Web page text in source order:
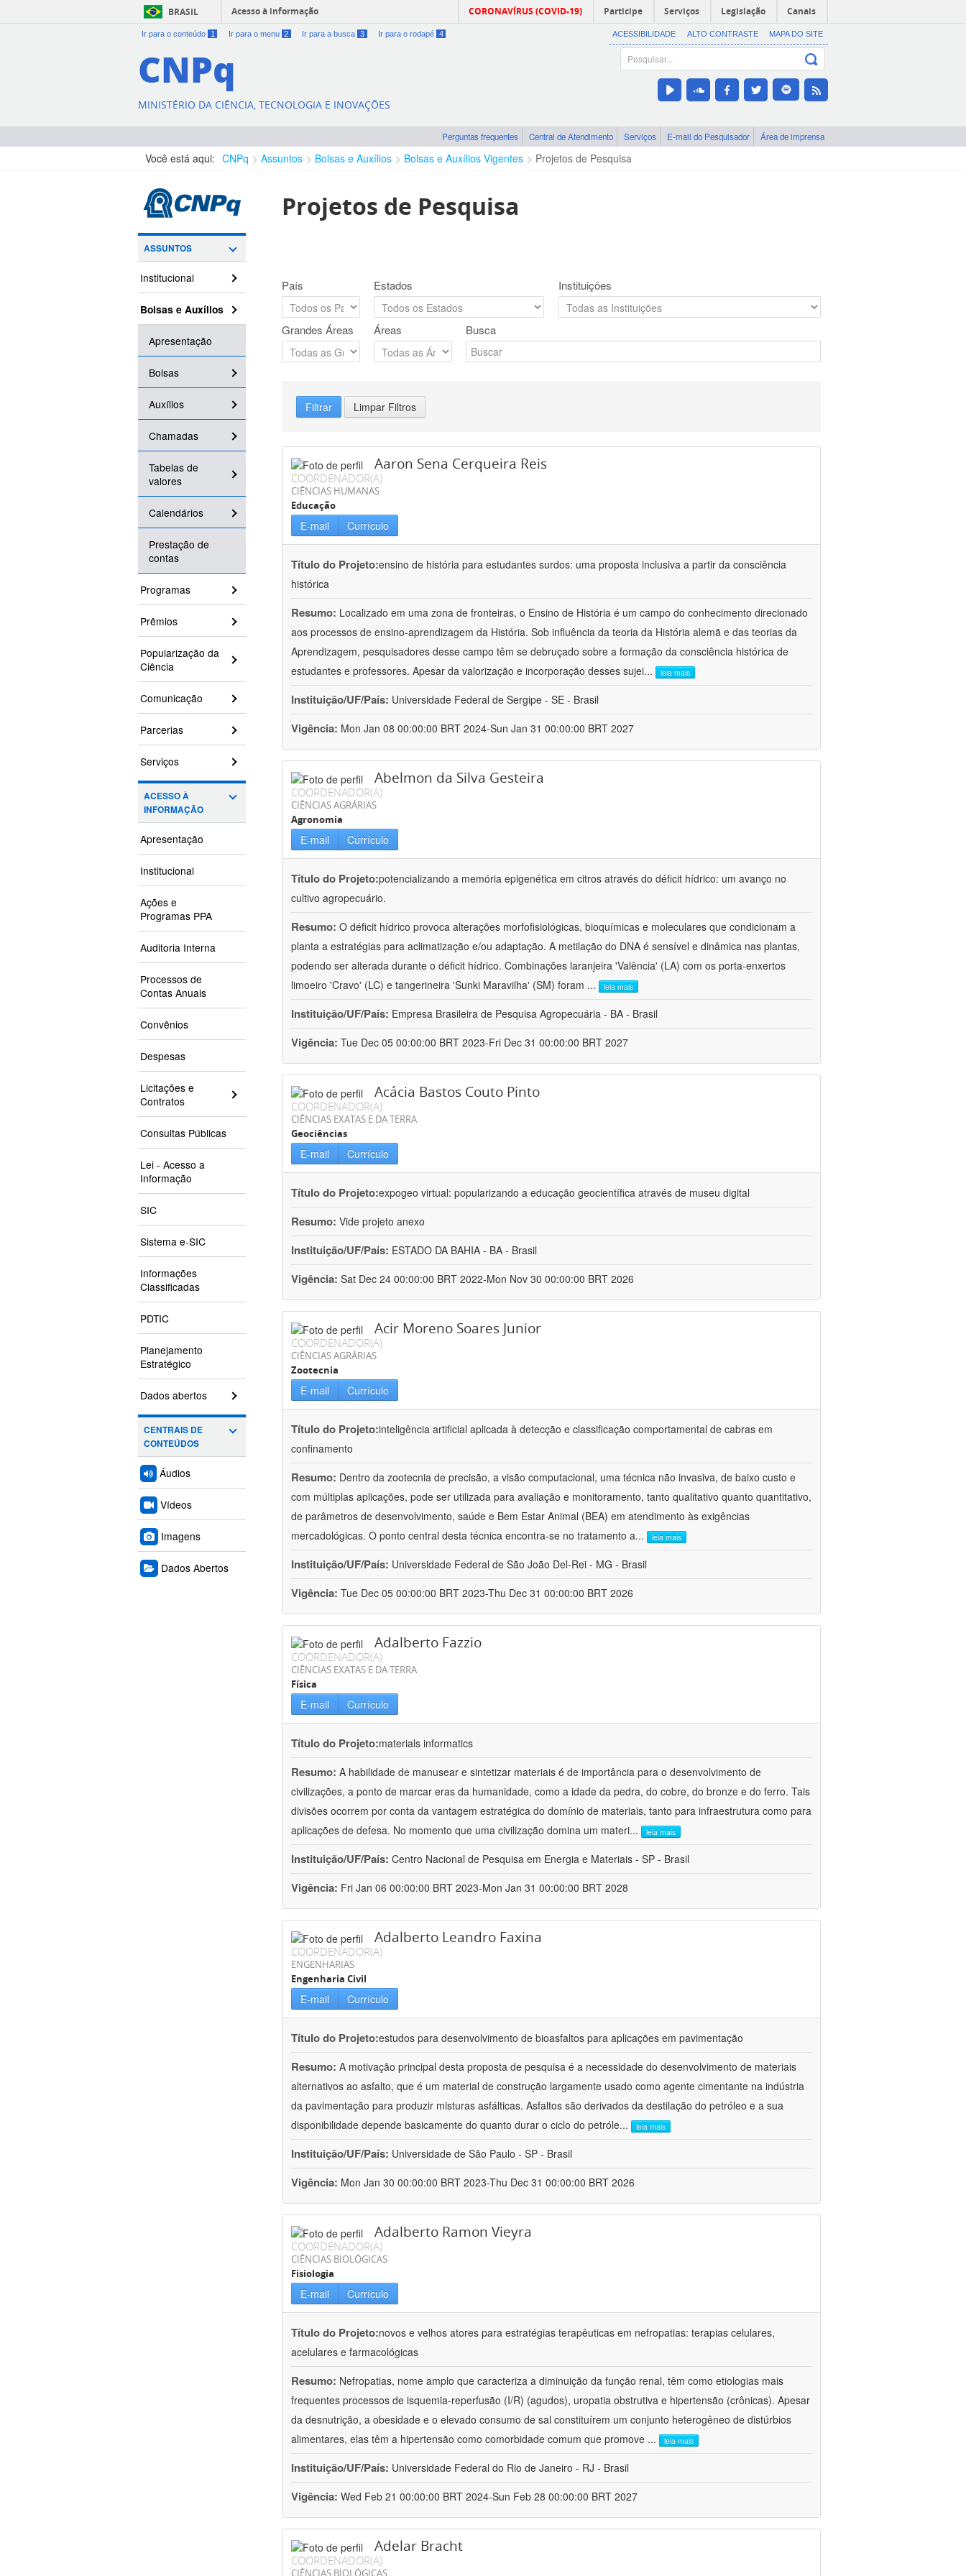
BRASIL Acesso à informação CORONAVÍRUS (COVID-19) Participe Serviços Legislação Canais
Ir para o conteúdo 1 Ir para o menu 2 Ir para a busca 3 Ir para o rodapé 4 ACESSIBILIDADE ALTO CONTRASTE MAPA DO SITE
CNPq
MINISTÉRIO DA CIÊNCIA, TECNOLOGIA E INOVAÇÕES
Perguntas frequentes Central de Atendimento Serviços E-mail do Pesquisador Área de imprensa
Você está aqui: CNPq Assuntos Bolsas e Auxílios Bolsas e Auxílios Vigentes Projetos de Pesquisa
ASSUNTOS
Institucional
Bolsas e Auxílios
Apresentação
Bolsas
Auxílios
Chamadas
Tabelas de
valores
Calendários
Prestação de
contas
Programas
Prêmios
Popularização da
Ciência
Comunicação
Parcerias
Serviços
ACESSO À
INFORMAÇÃO
Apresentação
Institucional
Ações e
Programas PPA
Auditoria Interna
Processos de
Contas Anuais
Convênios
Despesas
Licitações e
Contratos
Consultas Públicas
Lei - Acesso a
Informação
SIC
Sistema e-SIC
Informações
Classificadas
PDTIC
Planejamento
Estratégico
Dados abertos
CENTRAIS DE
CONTEÚDOS
Áudios
Vídeos
Imagens
Dados Abertos
Projetos de Pesquisa
País Estados Instituições
Grandes Áreas Áreas Busca
Filtrar Limpar Filtros
Aaron Sena Cerqueira Reis
COORDENADOR(A)
CIÊNCIAS HUMANAS
Educação
E-mail Currículo
Título do Projeto:ensino de história para estudantes surdos: uma proposta inclusiva a partir da consciência
histórica
Resumo: Localizado em uma zona de fronteiras, o Ensino de História é um campo do conhecimento direcionado
aos processos de ensino-aprendizagem da História. Sob influência da teoria da História alemã e das teorias da
Aprendizagem, pesquisadores desse campo têm se debruçado sobre a formação da consciência histórica de
estudantes e professores. Apesar da valorização e incorporação desses sujei... leia mais
Instituição/UF/País: Universidade Federal de Sergipe - SE - Brasil
Vigência: Mon Jan 08 00:00:00 BRT 2024-Sun Jan 31 00:00:00 BRT 2027
Abelmon da Silva Gesteira
COORDENADOR(A)
CIÊNCIAS AGRÁRIAS
Agronomia
E-mail Currículo
Título do Projeto:potencializando a memória epigenética em citros através do déficit hídrico: um avanço no
cultivo agropecuário.
Resumo: O déficit hídrico provoca alterações morfofisiológicas, bioquímicas e moleculares que condicionam a
planta a estratégias para aclimatização e/ou adaptação. A metilação do DNA é sensível e dinâmica nas plantas,
podendo ser alterada durante o déficit hídrico. Combinações laranjeira 'Valência' (LA) com os porta-enxertos
limoeiro 'Cravo' (LC) e tangerineira 'Sunki Maravilha' (SM) foram ... leia mais
Instituição/UF/País: Empresa Brasileira de Pesquisa Agropecuária - BA - Brasil
Vigência: Tue Dec 05 00:00:00 BRT 2023-Fri Dec 31 00:00:00 BRT 2027
Acácia Bastos Couto Pinto
COORDENADOR(A)
CIÊNCIAS EXATAS E DA TERRA
Geociências
E-mail Currículo
Título do Projeto:expogeo virtual: popularizando a educação geocientífica através de museu digital
Resumo: Vide projeto anexo
Instituição/UF/País: ESTADO DA BAHIA - BA - Brasil
Vigência: Sat Dec 24 00:00:00 BRT 2022-Mon Nov 30 00:00:00 BRT 2026
Acir Moreno Soares Junior
COORDENADOR(A)
CIÊNCIAS AGRÁRIAS
Zootecnia
E-mail Currículo
Título do Projeto:inteligência artificial aplicada à detecção e classificação comportamental de cabras em
confinamento
Resumo: Dentro da zootecnia de precisão, a visão computacional, uma técnica não invasiva, de baixo custo e
com múltiplas aplicações, pode ser utilizada para avaliação e monitoramento, tanto qualitativo quanto quantitativo,
de parâmetros de desenvolvimento, saúde e Bem Estar Animal (BEA) em atendimento às exigências
mercadológicas. O ponto central desta técnica encontra-se no tratamento a... leia mais
Instituição/UF/País: Universidade Federal de São João Del-Rei - MG - Brasil
Vigência: Tue Dec 05 00:00:00 BRT 2023-Thu Dec 31 00:00:00 BRT 2026
Adalberto Fazzio
COORDENADOR(A)
CIÊNCIAS EXATAS E DA TERRA
Física
E-mail Currículo
Título do Projeto:materials informatics
Resumo: A habilidade de manusear e sintetizar materiais é de importância para o desenvolvimento de
civilizações, a ponto de marcar eras da humanidade, como a idade da pedra, do cobre, do bronze e do ferro. Tais
divisões ocorrem por conta da vantagem estratégica do domínio de materiais, tanto para infraestrutura como para
aplicações de defesa. No momento que uma civilização domina um materi... leia mais
Instituição/UF/País: Centro Nacional de Pesquisa em Energia e Materiais - SP - Brasil
Vigência: Fri Jan 06 00:00:00 BRT 2023-Mon Jan 31 00:00:00 BRT 2028
Adalberto Leandro Faxina
COORDENADOR(A)
ENGENHARIAS
Engenharia Civil
E-mail Currículo
Título do Projeto:estudos para desenvolvimento de bioasfaltos para aplicações em pavimentação
Resumo: A motivação principal desta proposta de pesquisa é a necessidade do desenvolvimento de materiais
alternativos ao asfalto, que é um material de construção largamente usado como agente cimentante na indústria
da pavimentação para produzir misturas asfálticas. Asfaltos são derivados da destilação do petróleo e a sua
disponibilidade depende basicamente do quanto durar o ciclo do petróle... leia mais
Instituição/UF/País: Universidade de São Paulo - SP - Brasil
Vigência: Mon Jan 30 00:00:00 BRT 2023-Thu Dec 31 00:00:00 BRT 2026
Adalberto Ramon Vieyra
COORDENADOR(A)
CIÊNCIAS BIOLÓGICAS
Fisiologia
E-mail Currículo
Título do Projeto:novos e velhos atores para estratégias terapêuticas em nefropatias: terapias celulares,
acelulares e farmacológicas
Resumo: Nefropatias, nome amplo que caracteriza a diminuição da função renal, têm como etiologias mais
frequentes processos de isquemia-reperfusão (I/R) (agudos), uropatia obstrutiva e hipertensão (crônicas). Apesar
da desnutrição, a obesidade e o elevado consumo de sal constituírem um conjunto heterogêneo de distúrbios
alimentares, elas têm a hipertensão como comorbidade comum que promove ... leia mais
Instituição/UF/País: Universidade Federal do Rio de Janeiro - RJ - Brasil
Vigência: Wed Feb 21 00:00:00 BRT 2024-Sun Feb 28 00:00:00 BRT 2027
Adelar Bracht
COORDENADOR(A)
CIÊNCIAS BIOLÓGICAS